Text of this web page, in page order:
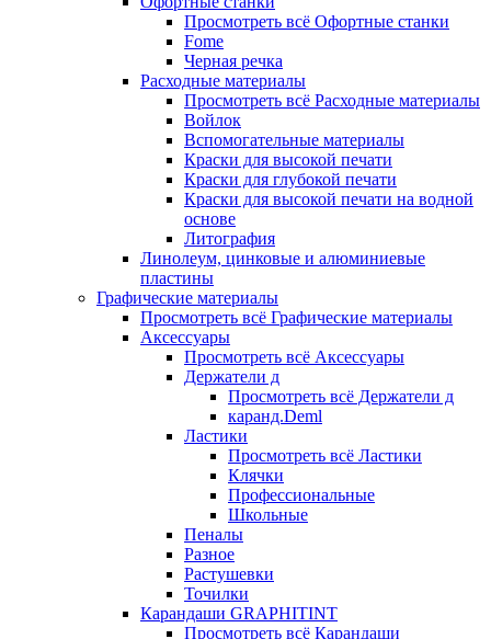
Просмотреть всё Офортные станки
Fome
Черная речка
Расходные материалы
Просмотреть всё Расходные материалы
Войлок
Вспомогательные материалы
Краски для высокой печати
Краски для глубокой печати
Краски для высокой печати на водной
основе
Литография
Линолеум, цинковые и алюминиевые
пластины
Графические материалы
Просмотреть всё Графические материалы
Аксессуары
Просмотреть всё Аксессуары
Держатели д
Просмотреть всё Держатели д
каранд.Deml
Ластики
Просмотреть всё Ластики
Клячки
Профессиональные
Школьные
Пеналы
Разное
Растушевки
Точилки
Карандаши GRAPHITINT
Просмотреть всё Карандаши